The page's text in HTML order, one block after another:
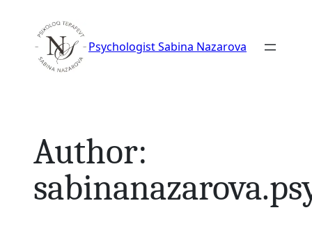
content
Psychologist Sabina Nazarova
Author: